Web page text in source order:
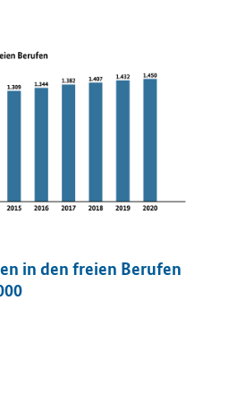
in den freien Berufen